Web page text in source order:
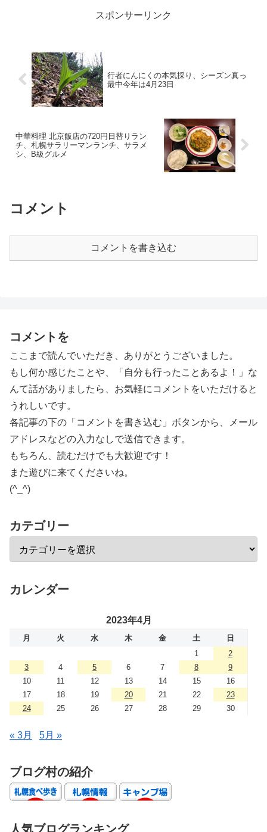
スポンサーリンク
行者にんにくの本気採り、シーズン真っ
最中今年は4月23日
中華料理 北京飯店の720円日替りラン
チ、札幌サラリーマンランチ、サラメ
シ、B級グルメ
コメント
コメントを書き込む
コメントを
ここまで読んでいただき、ありがとうございました。
もし何か感じたことや、「自分も行ったことあるよ！」な
んて話がありましたら、お気軽にコメントをいただけると
うれしいです。
各記事の下の「コメントを書き込む」ボタンから、メール
アドレスなどの入力なしで送信できます。
もちろん、読むだけでも大歓迎です！
また遊びに来てくださいね。
(^_^)
カテゴリー
カレンダー
2023年4月
月 火 水 木 金 土
日
1
2
3
4 5 6 7 8
9
10
11 12 13 14 15
16
17
18 19 20 21 22
23
24
25 26 27 28 29 30
« 3月 5月 »
ブログ村の紹介
人気ブログランキング